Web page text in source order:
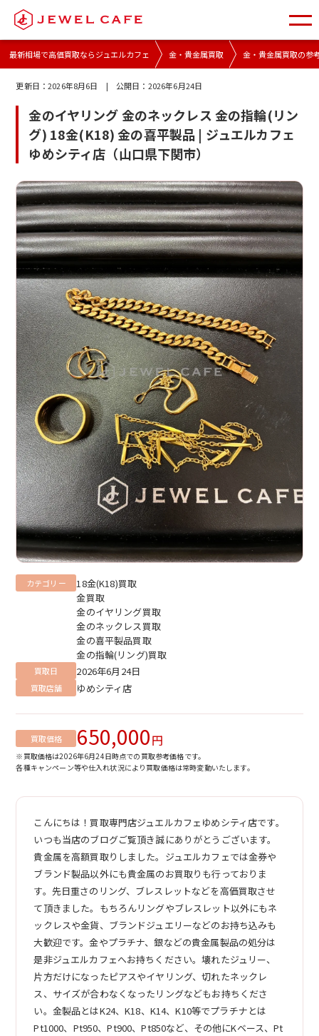
最新相場で高価買取ならジュエルカフェ 金・貴金属買取 金・貴金属買取の参
更新日：2026年8月6日 | 公開日： 2026年6月24日
金のイヤリング 金のネックレス 金の指輪(リン
グ) 18金(K18) 金の喜平製品 | ジュエルカフェ
ゆめシティ店（山口県下関市）
カテゴリー
18金(K18)買取
金買取
金のイヤリング買取
金のネックレス買取
金の喜平製品買取
金の指輪(リング)買取
買取日 2026年6月24日
買取店舗 ゆめシティ店
買取価格 650,000円
※買取価格は2026年6月24日時点での買取参考価格です。
各種キャンペーン等や仕入れ状況により買取価格は常時変動いたします。
こんにちは！買取専門店ジュエルカフェゆめシティ店です。
いつも当店のブログご覧頂き誠にありがとうございます。
貴金属を高額買取りしました。ジュエルカフェでは金券や
ブランド製品以外にも貴金属のお買取りも行っておりま
す。先日重さのリング、ブレスレットなどを高価買取させ
て頂きました。もちろんリングやブレスレット以外にもネ
ックレスや金貨、ブランドジュエリーなどのお持ち込みも
大歓迎です。金やプラチナ、銀などの貴金属製品の処分は
是非ジュエルカフェへお持ちください。壊れたジュリー、
片方だけになったピアスやイヤリング、切れたネックレ
ス、サイズが合わなくなったリングなどもお持ちくださ
い。金製品とはK24、K18、K14、K10等でプラチナとは
Pt1000、Pt950、Pt900、Pt850など、その他にKベース、Pt